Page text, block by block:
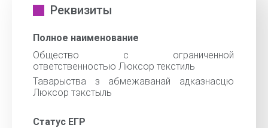
Реквизиты
Полное наименование
Общество с ограниченной
ответственностью Люксор текстиль
Таварыства з абмежаванай адказнасцю
Люксор тэкстыль
Статус ЕГР